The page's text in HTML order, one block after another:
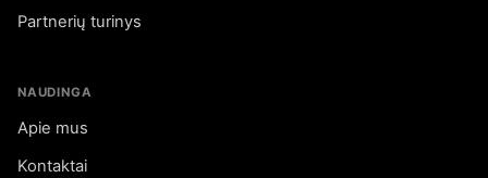
Partnerių turinys
NAUDINGA
Apie mus
Kontaktai